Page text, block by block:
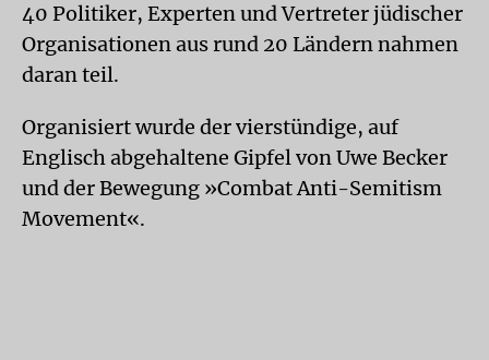
40 Politiker, Experten und Vertreter jüdischer
Organisationen aus rund 20 Ländern nahmen
daran teil.
Organisiert wurde der vierstündige, auf
Englisch abgehaltene Gipfel von Uwe Becker
und der Bewegung »Combat Anti-Semitism
Movement«.